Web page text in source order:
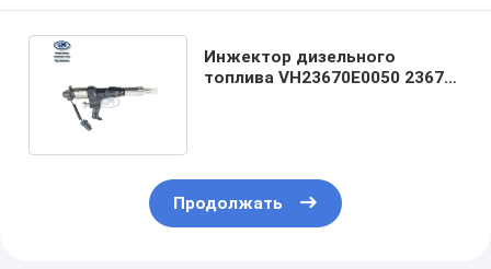
Инжектор дизельного
топлива VH23670E0050 23670-
Продолжать